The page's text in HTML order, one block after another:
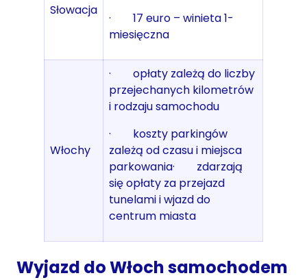
Słowacja
· 17 euro – winieta 1-
miesięczna
Włochy
· opłaty zależą do liczby
przejechanych kilometrów
i rodzaju samochodu
· koszty parkingów
zależą od czasu i miejsca
parkowania· zdarzają
się opłaty za przejazd
tunelami i wjazd do
centrum miasta
Wyjazd do Włoch samochodem